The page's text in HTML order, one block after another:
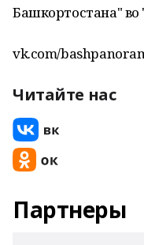
Башкортостана" во
vk.com/
Читайте нас
Партнеры